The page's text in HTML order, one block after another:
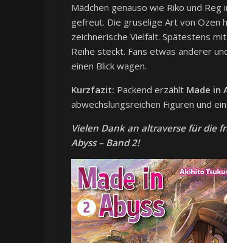
Mädchen genauso wie Riko und
gefreut. Die gruselige Art von Ozen
zeichnerische Vielfalt. Spätestens
Reihe steckt. Fans etwas anderer
einen Blick wagen.
Kurzfazit: Packend erzählt Made in
abwechslungsreichen Figuren und
Vielen Dank an altraverse für die
Abyss – Band 2!